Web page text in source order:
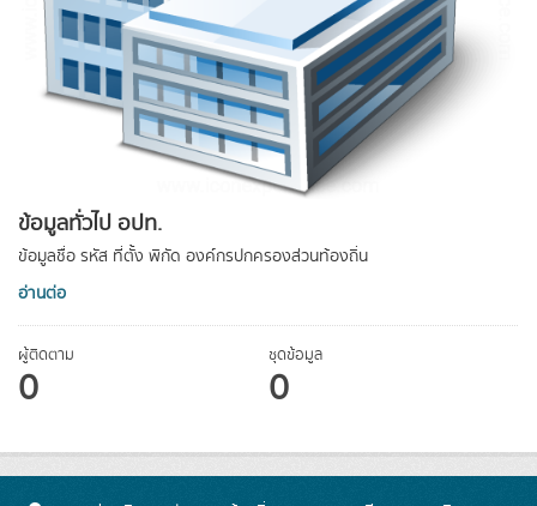
ข้อมูลทั่วไป อปท.
ข้อมูลชื่อ รหัส ที่ตั้ง พิกัด องค์กรปกครองส่วนท้องถิ่น
อ่านต่อ
ผู้ติดตาม
0
ชุดข้อมูล
0